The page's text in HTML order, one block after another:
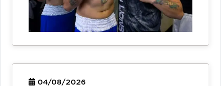
04/08/2026